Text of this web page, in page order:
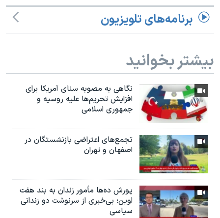
برنامه‌های تلویزیون
بیشتر بخوانید
نگاهی به مصوبه سنای آمریکا برای
افزایش تحریم‌ها علیه روسیه و
جمهوری اسلامی
تجمع‌های اعتراضی بازنشستگان در
اصفهان و تهران
یورش ده‌ها مأمور زندان به بند هفت
اوین؛ بی‌خبری از سرنوشت دو زندانی
سیاسی